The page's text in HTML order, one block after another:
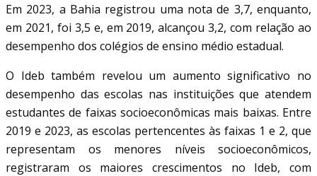
Em 2023, a Bahia registrou uma nota de 3,7, enquanto,
em 2021, foi 3,5 e, em 2019, alcançou 3,2, com relação ao
desempenho dos colégios de ensino médio estadual.
O Ideb também revelou um aumento significativo no
desempenho das escolas nas instituições que atendem
estudantes de faixas socioeconômicas mais baixas. Entre
2019 e 2023, as escolas pertencentes às faixas 1 e 2, que
representam os menores níveis socioeconômicos,
registraram os maiores crescimentos no Ideb, com